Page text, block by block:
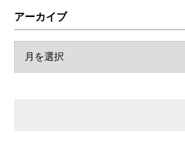
アーカイブ